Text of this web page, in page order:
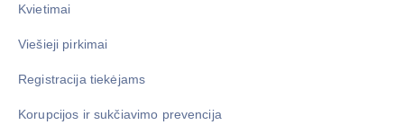
Kvietimai
Viešieji pirkimai
Registracija tiekėjams
Korupcijos ir sukčiavimo prevencija